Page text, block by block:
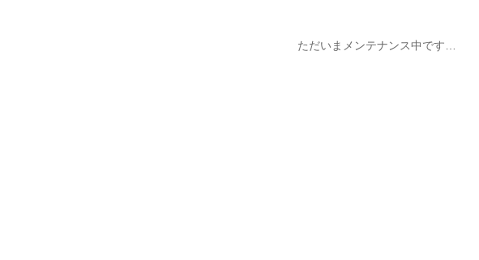
ただいまメンテナンス中です…